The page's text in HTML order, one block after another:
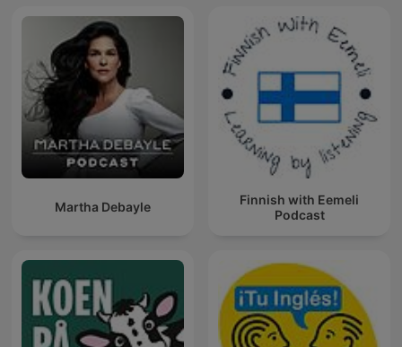
Martha Debayle
Finnish with Eemeli
Podcast